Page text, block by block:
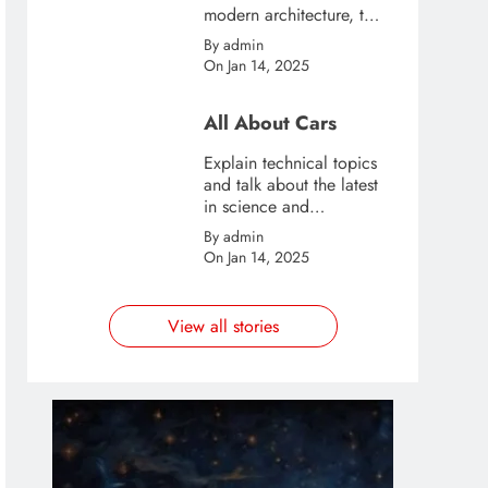
modern architecture, this
template is great for
creating stories about
urban and city tourism.
By admin
On Jan 14, 2025
All About Cars
Explain technical topics
and talk about the latest
in science and
technology with this
clean and futuristic
template.
By admin
On Jan 14, 2025
View all stories